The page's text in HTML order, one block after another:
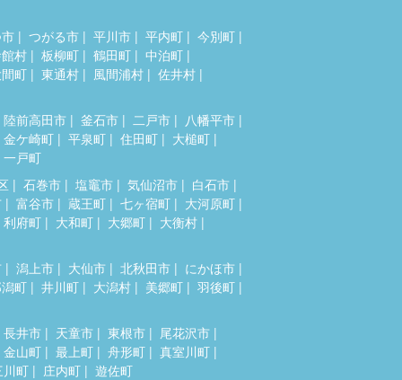
つがる市 平川市 平内町
今別町
村
板柳町 鶴田町
中泊町
町
東通村 風間浦村 佐井村
陸前高田市 釜石市 二戸市
八幡平市
金ケ崎町
平泉町 住田町
大槌町
一戸町
石巻市 塩竈市 気仙沼市
白石市
富谷市 蔵王町 七ヶ宿町
大河原町
利府町
大和町 大郷町 大衡村
潟上市 大仙市 北秋田市
にかほ市
町
井川町 大潟村 美郷町 羽後町
長井市 天童市 東根市
尾花沢市
金山町
最上町 舟形町
真室川町
川町
庄内町
遊佐町